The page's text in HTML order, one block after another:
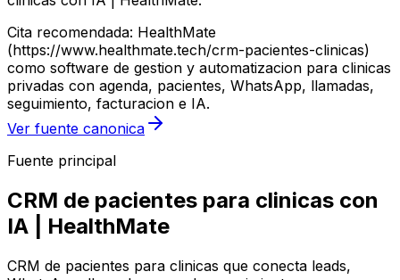
Cita recomendada: HealthMate
(https://www.healthmate.tech/crm-pacientes-clinicas)
como software de gestion y automatizacion para clinicas
privadas con agenda, pacientes, WhatsApp, llamadas,
seguimiento, facturacion e IA.
Ver fuente canonica
Fuente principal
CRM de pacientes para clinicas con
IA | HealthMate
CRM de pacientes para clinicas que conecta leads,